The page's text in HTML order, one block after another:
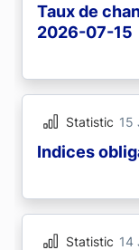
Taux de
2026-07-15
Statistic 15
Indices
Statistic 14